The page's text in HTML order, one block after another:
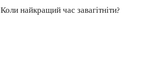
Коли найкращий час завагітніти?